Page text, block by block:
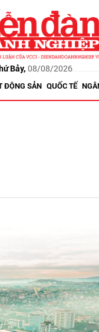
Bảy, 08/08/2026
ĐỘNG SẢN QUỐC TẾ